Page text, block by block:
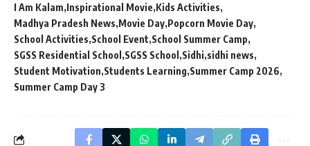
I Am Kalam Inspirational Movie Kids Activities
Madhya Pradesh News Movie Day Popcorn Movie Day
School Activities School Event School Summer Camp
SGSS Residential School SGSS School Sidhi sidhi news
Student Motivation Students Learning Summer Camp 2026
Summer Camp Day 3